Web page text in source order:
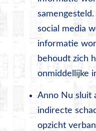
social media
informatie
behoudt zich
onmiddellijke
Anno Nu sluit
indirecte
opzicht